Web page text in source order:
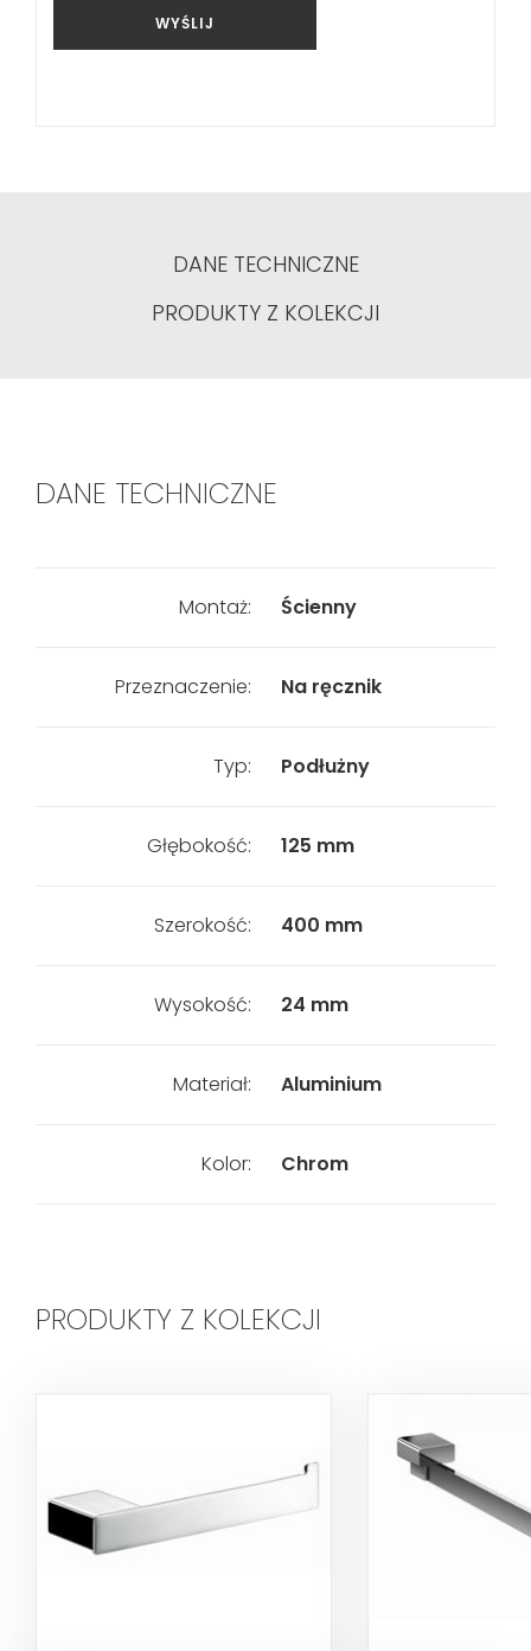
WYŚLIJ
DANE TECHNICZNE
PRODUKTY Z KOLEKCJI
DANE TECHNICZNE
Montaż: Ścienny
Przeznaczenie: Na ręcznik
Typ: Podłużny
Głębokość: 125 mm
Szerokość: 400 mm
Wysokość: 24 mm
Materiał: Aluminium
Kolor: Chrom
PRODUKTY Z KOLEKCJI